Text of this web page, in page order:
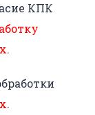
КПК
.
.